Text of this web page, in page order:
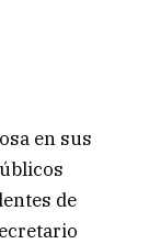
en sus
de